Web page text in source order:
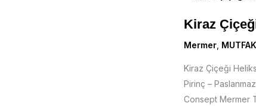
Kiraz
Mermer MUTFAK
Kiraz Çiçeği
Pirinç –
Consept Mermer
Heliks
Mermer